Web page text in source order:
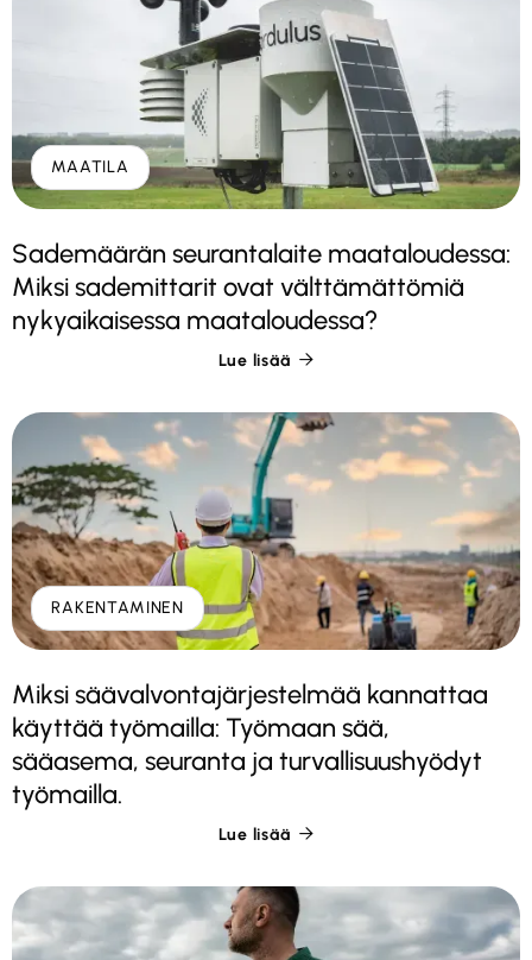
MAATILA
Sademäärän seurantalaite maataloudessa:
Miksi sademittarit ovat välttämättömiä
nykyaikaisessa maataloudessa?
Lue lisää 
RAKENTAMINEN
Miksi säävalvontajärjestelmää kannattaa
käyttää työmailla: Työmaan sää,
sääasema, seuranta ja turvallisuushyödyt
työmailla.
Lue lisää 